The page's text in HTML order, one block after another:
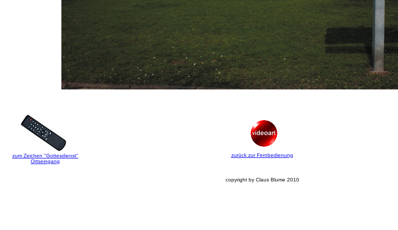
zurück zur Fernbedienung
zum Zeichen "Gottesdienst"
Ortseingang
copyright by Claus Blume 2010